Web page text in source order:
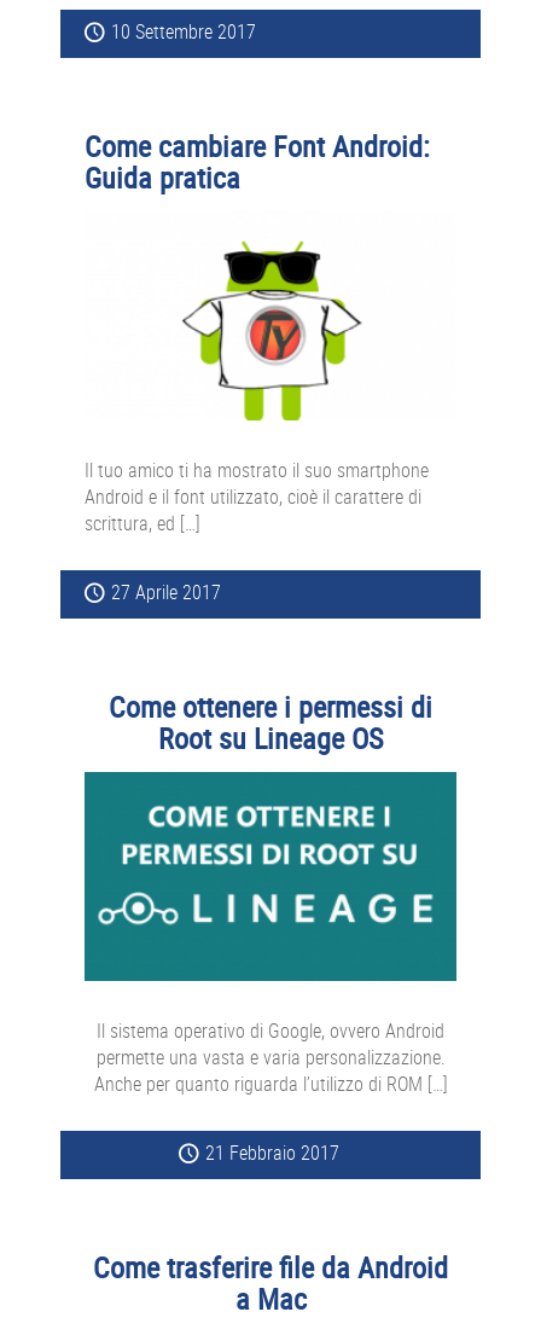
10 Settembre 2017
Come cambiare Font Android:
Guida pratica
Il tuo amico ti ha mostrato il suo smartphone
Android e il font utilizzato, cioè il carattere di
scrittura, ed […]
27 Aprile 2017
Come ottenere i permessi di
Root su Lineage OS
Il sistema operativo di Google, ovvero Android
permette una vasta e varia personalizzazione.
Anche per quanto riguarda l’utilizzo di ROM […]
21 Febbraio 2017
Come trasferire file da Android
a Mac